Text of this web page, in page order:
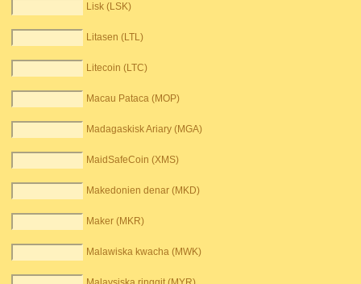
Lisk (LSK)
Litasen (LTL)
Litecoin (LTC)
Macau Pataca (MOP)
Madagaskisk Ariary (MGA)
MaidSafeCoin (XMS)
Makedonien denar (MKD)
Maker (MKR)
Malawiska kwacha (MWK)